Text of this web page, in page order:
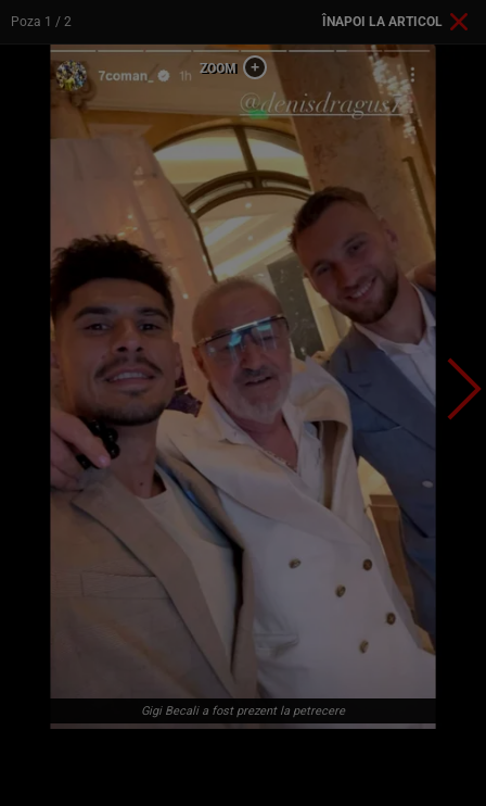
Poza 1 / 2 ÎNAPOI LA ARTICOL
Gigi Becali a fost prezent la petrecere